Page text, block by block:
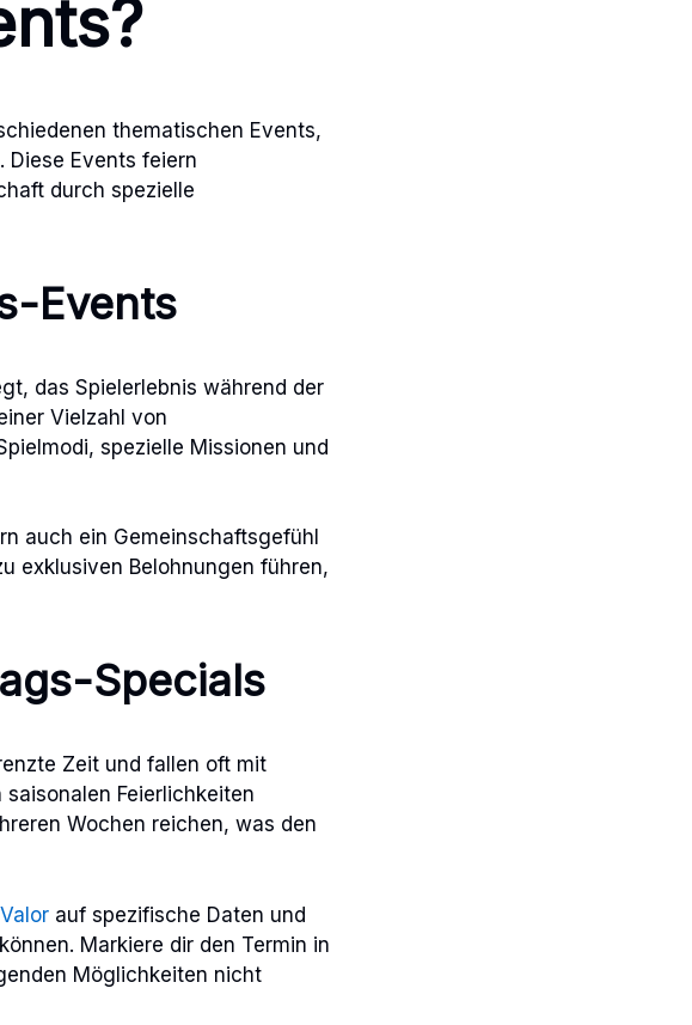
thematischen Events,
Diese Events feiern
durch spezielle
Events
das Spielerlebnis während der
Vielzahl von
spezielle Missionen und
auch ein Gemeinschaftsgefühl
exklusiven Belohnungen führen,
Specials
Zeit und fallen oft mit
Feierlichkeiten
Wochen reichen, was den
auf spezifische Daten und
Markiere dir den Termin in
Möglichkeiten nicht